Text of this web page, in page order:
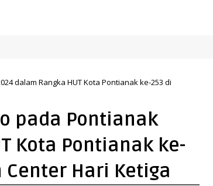
dalam Rangka HUT Kota Pontianak ke-253 di
pada Pontianak
Kota Pontianak ke-
Hari Ketiga